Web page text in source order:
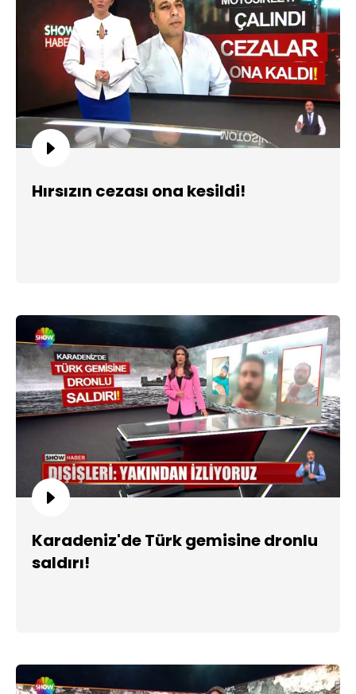
Hırsızın cezası ona kesildi!
Karadeniz'de Türk gemisine dronlu
saldırı!